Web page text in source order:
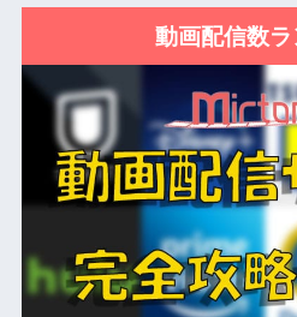
動画配信数